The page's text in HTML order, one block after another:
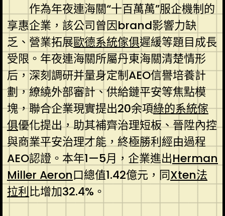
作為年夜連海關“十百萬萬”服企機制的
享惠企業，該公司曾因brand影響力缺
乏、營業拓展歐德系統傢俱遲緩等題目成長
受限。年夜連海關所屬丹東海關清楚情形
后，深刻調研并量身定制AEO信譽培養計
劃，繚繞外部審計、供給鏈平安等焦點模
塊，聯合企業現實提出20余項綠的系統傢
俱優化提出，助其補齊治理短板、晉陞內控
與商業平安治理才能，終極勝利經由過程
AEO認證。本年1—5月，企業進出Herman
Miller Aeron口總值1.42億元，同Xten法
拉利比增加32.4%。